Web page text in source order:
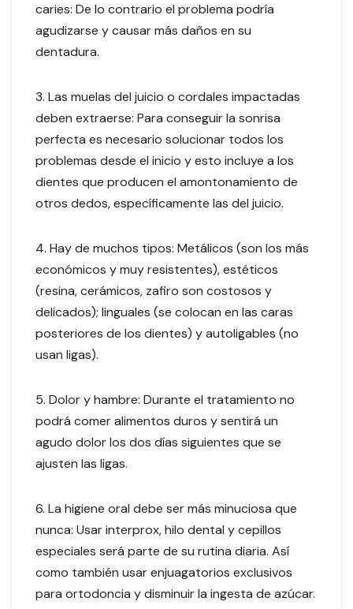
caries: De lo contrario el problema podría
agudizarse y causar más daños en su
dentadura.
3. Las muelas del juicio o cordales impactadas
deben extraerse: Para conseguir la sonrisa
perfecta es necesario solucionar todos los
problemas desde el inicio y esto incluye a los
dientes que producen el amontonamiento de
otros dedos, específicamente las del juicio.
4. Hay de muchos tipos: Metálicos (son los más
económicos y muy resistentes), estéticos
(resina, cerámicos, zafiro son costosos y
delicados); linguales (se colocan en las caras
posteriores de los dientes) y autoligables (no
usan ligas).
5. Dolor y hambre: Durante el tratamiento no
podrá comer alimentos duros y sentirá un
agudo dolor los dos días siguientes que se
ajusten las ligas.
6. La higiene oral debe ser más minuciosa que
nunca: Usar interprox, hilo dental y cepillos
especiales será parte de su rutina diaria. Así
como también usar enjuagatorios exclusivos
para ortodoncia y disminuir la ingesta de azúcar.